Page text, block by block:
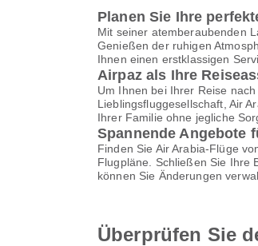
Planen Sie Ihre
Mit seiner atemberaubenden
Genießen der ruhigen
Ihnen einen erstklassigen
Airpaz als Ihre
Um Ihnen bei Ihrer Reise
Lieblingsfluggesellschaft, Air
Ihrer Familie ohne jegliche
Spannende Angebote
Finden Sie Air Arabia-Flüge
Flugpläne. Schließen Sie Ihre
können Sie Änderungen
Überprüfen Sie